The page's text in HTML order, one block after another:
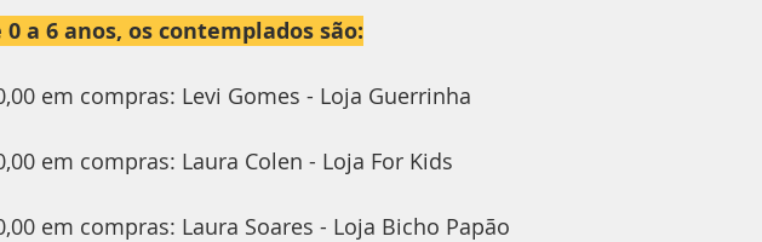
a 6 anos, os contemplados são:
em compras: Levi Gomes - Loja Guerrinha
em compras: Laura Colen - Loja For Kids
em compras: Laura Soares - Loja Bicho Papão